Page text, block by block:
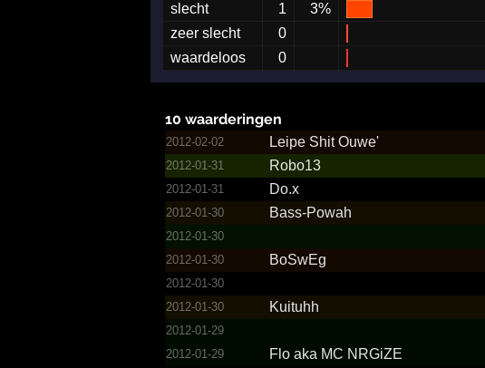
slecht
1
3%
zeer slecht
0
waardeloos
0
10 waarderingen
2012-02-02 Leipe Shit Ouwe'
2012-01-31 Robo13
2012-01-31 Do.x
2012-01-30 Bass-Powah
2012-01-30
2012-01-30 BoSwEg
2012-01-30
2012-01-30
Kuituhh
2012-01-29
2012-01-29 Flo aka MC NRGiZE